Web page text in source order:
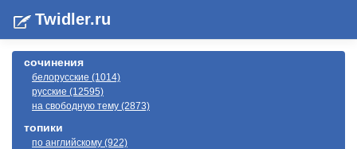
Twidler.ru
сочинения
белорусские (1014)
русские (12595)
на свободную тему (2873)
топики
по английскому (922)